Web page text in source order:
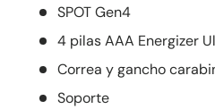
SPOT Gen4
4 pilas AAA Energizer
Correa y gancho
Soporte